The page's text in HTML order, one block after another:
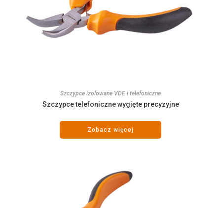
Szczypce izolowane VDE i telefoniczne
Szczypce telefoniczne wygięte precyzyjne
Zobacz więcej